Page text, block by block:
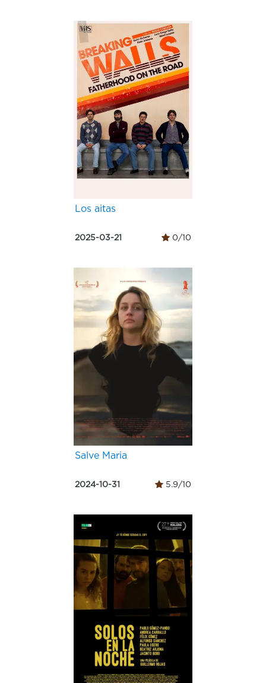
Los aitas
2025-03-21 0/10
Salve Maria
2024-10-31 5.9/10